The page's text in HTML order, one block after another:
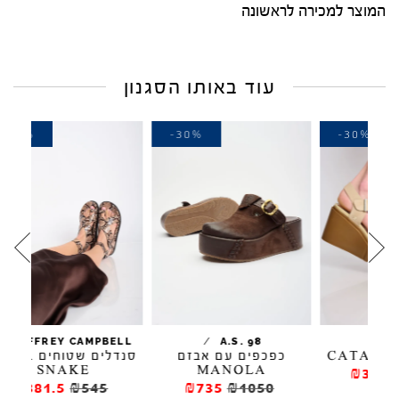
המוצר למכירה לראשונה
עוד באותו הסגנון
/
כפכפים עם אבזם
MANOLA
₪1050
₪735
JEFFREY CAMPBELL
/
סנדלים שטוחים HVAR
SNAKE
₪381.5